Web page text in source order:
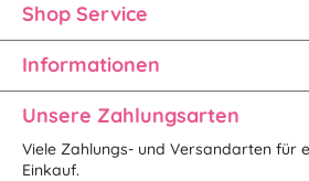
Shop Service
Informationen
Unsere Zahlungsarten
Viele Zahlungs- und Versandarten für
Einkauf.